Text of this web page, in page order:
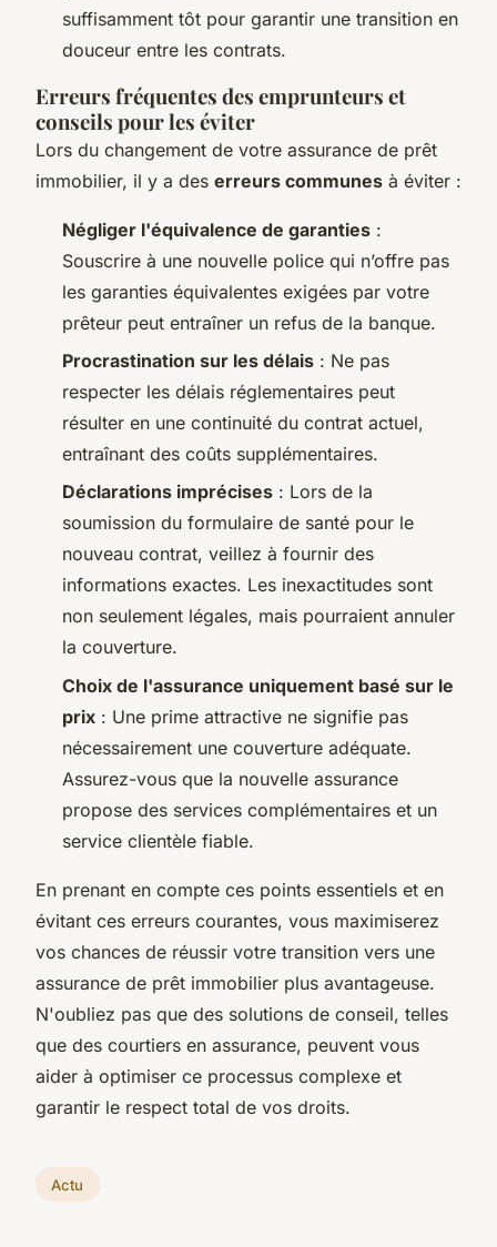
suffisamment tôt pour garantir une transition en
douceur entre les contrats.
Erreurs fréquentes des emprunteurs et
conseils pour les éviter
Lors du changement de votre assurance de prêt
immobilier, il y a des erreurs communes à éviter :
Négliger l'équivalence de garanties :
Souscrire à une nouvelle police qui n’offre pas
les garanties équivalentes exigées par votre
prêteur peut entraîner un refus de la banque.
Procrastination sur les délais : Ne pas
respecter les délais réglementaires peut
résulter en une continuité du contrat actuel,
entraînant des coûts supplémentaires.
Déclarations imprécises : Lors de la
soumission du formulaire de santé pour le
nouveau contrat, veillez à fournir des
informations exactes. Les inexactitudes sont
non seulement légales, mais pourraient annuler
la couverture.
Choix de l'assurance uniquement basé sur le
prix : Une prime attractive ne signifie pas
nécessairement une couverture adéquate.
Assurez-vous que la nouvelle assurance
propose des services complémentaires et un
service clientèle fiable.
En prenant en compte ces points essentiels et en
évitant ces erreurs courantes, vous maximiserez
vos chances de réussir votre transition vers une
assurance de prêt immobilier plus avantageuse.
N'oubliez pas que des solutions de conseil, telles
que des courtiers en assurance, peuvent vous
aider à optimiser ce processus complexe et
garantir le respect total de vos droits.
Actu